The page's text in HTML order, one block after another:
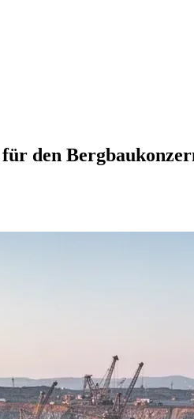
den